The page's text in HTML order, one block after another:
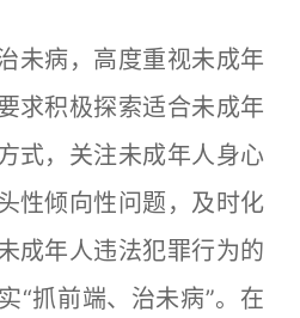
病，高度重视未成年
求积极探索适合未成年
式，关注未成年人身心
性倾向性问题，及时化
成年人违法犯罪行为的
“抓前端、治未病”。在